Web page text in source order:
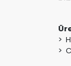
>
>